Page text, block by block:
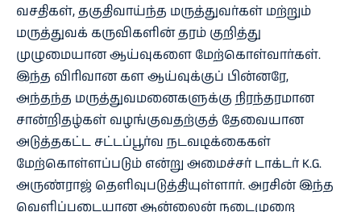
வசதிகள், தகுதிவாய்ந்த மருத்துவர்கள் மற்றும்
மருத்துவக் கருவிகளின் தரம் குறித்து
முழுமையான ஆய்வுகளை மேற்கொள்வார்கள்.
இந்த விரிவான கள ஆய்வுக்குப் பின்னரே,
அந்தந்த மருத்துவமனைகளுக்கு நிரந்தரமான
சான்றிதழ்கள் வழங்குவதற்குத் தேவையான
அடுத்தகட்ட சட்டப்பூர்வ நடவடிக்கைகள்
மேற்கொள்ளப்படும் என்று அமைச்சர் டாக்டர் K.G.
அருண்ராஜ் தெளிவுபடுத்தியுள்ளார். அரசின் இந்த
வெளிப்படையான ஆன்லைன் நடைமுறை